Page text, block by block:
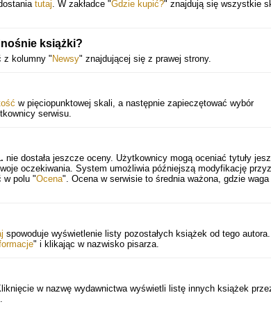
tutaj. W zakładce "Gdzie kupić?" znajdują się wszystkie
książki?
z kolumny " Newsy" znajdującej się z prawej strony.
w pięciopunktowej skali, a następnie zapieczętować wybór
serwisu.
nie dostała jeszcze oceny. Użytkownicy mogą oceniać tytuły
oczekiwania. System umożliwia późniejszą modyfikację
w polu "Ocena". Ocena w serwisie to średnia ważona, gdzie waga
spowoduje wyświetlenie listy pozostałych książek od tego
" i klikając w nazwisko pisarza.
w nazwę wydawnictwa wyświetli listę innych książek